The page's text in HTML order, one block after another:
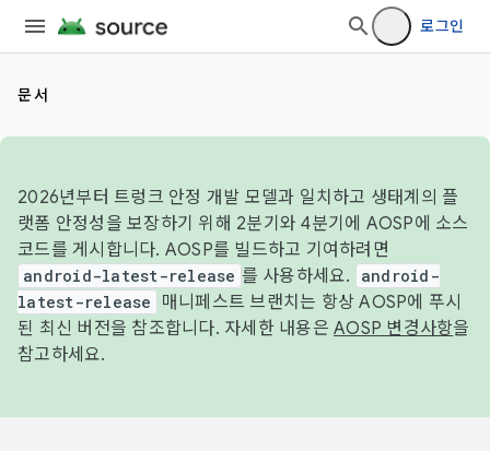
로그인
문서
2026년부터 트렁크 안정 개발 모델과 일치하고 생태계의 플
랫폼 안정성을 보장하기 위해 2분기와 4분기에 AOSP에 소스
코드를 게시합니다. AOSP를 빌드하고 기여하려면
android-latest-release 를 사용하세요.
android-
latest-release
매니페스트 브랜치는 항상 AOSP에 푸시
된 최신 버전을 참조합니다. 자세한 내용은 AOSP 변경사항을
참고하세요.